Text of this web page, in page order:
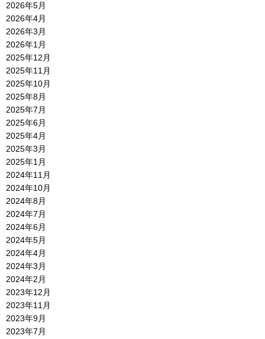
2026年5月
2026年4月
2026年3月
2026年1月
2025年12月
2025年11月
2025年10月
2025年8月
2025年7月
2025年6月
2025年4月
2025年3月
2025年1月
2024年11月
2024年10月
2024年8月
2024年7月
2024年6月
2024年5月
2024年4月
2024年3月
2024年2月
2023年12月
2023年11月
2023年9月
2023年7月